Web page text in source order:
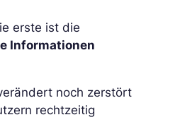
erste ist die
Informationen
noch zerstört
rechtzeitig